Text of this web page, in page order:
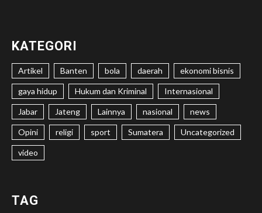
KATEGORI
Artikel Banten bola daerah ekonomi bisnis
gaya hidup Hukum dan Kriminal Internasional
Jabar Jateng Lainnya nasional news
Opini religi sport Sumatera Uncategorized
video
TAG